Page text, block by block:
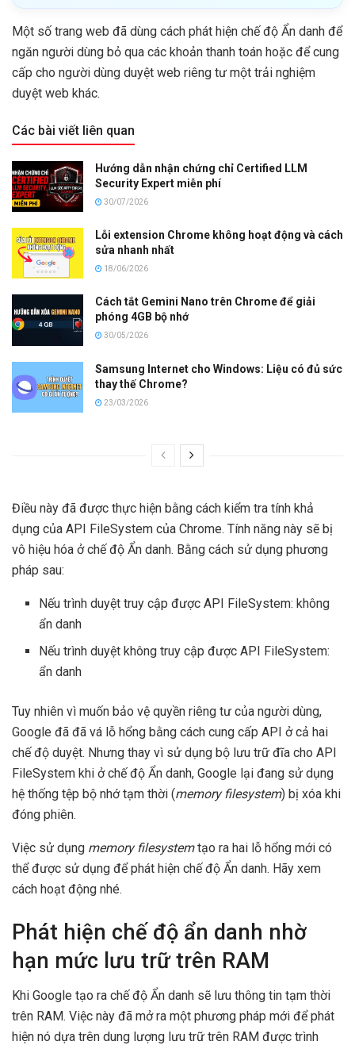
Một số trang web đã dùng cách phát hiện chế độ Ẩn danh để
ngăn người dùng bỏ qua các khoản thanh toán hoặc để cung
cấp cho người dùng duyệt web riêng tư một trải nghiệm
duyệt web khác.
Các bài viết liên quan
Hướng dẫn nhận chứng chỉ Certified LLM
Security Expert miễn phí
30/07/2026
Lỗi extension Chrome không hoạt động và cách
sửa nhanh nhất
18/06/2026
Cách tắt Gemini Nano trên Chrome để giải
phóng 4GB bộ nhớ
30/05/2026
Samsung Internet cho Windows: Liệu có đủ sức
thay thế Chrome?
23/03/2026
Điều này đã được thực hiện bằng cách kiểm tra tính khả
dụng của API FileSystem của Chrome. Tính năng này sẽ bị
vô hiệu hóa ở chế độ Ẩn danh. Bằng cách sử dụng phương
pháp sau:
Nếu trình duyệt truy cập được API FileSystem: không
ẩn danh
Nếu trình duyệt không truy cập được API FileSystem:
ẩn danh
Tuy nhiên vì muốn bảo vệ quyền riêng tư của người dùng,
Google đã đã vá lỗ hổng bằng cách cung cấp API ở cả hai
chế độ duyệt. Nhưng thay vì sử dụng bộ lưu trữ đĩa cho API
FileSystem khi ở chế độ Ẩn danh, Google lại đang sử dụng
hệ thống tệp bộ nhớ tạm thời (memory filesystem) bị xóa khi
đóng phiên.
Việc sử dụng memory filesystemtạo ra hai lỗ hổng mới có
thể được sử dụng để phát hiện chế độ Ẩn danh. Hãy xem
cách hoạt động nhé.
Phát hiện chế độ ẩn danh nhờ
hạn mức lưu trữ trên RAM
Khi Google tạo ra chế độ Ẩn danh sẽ lưu thông tin tạm thời
trên RAM. Việc này đã mở ra một phương pháp mới để phát
hiện nó dựa trên dung lượng lưu trữ trên RAM được trình